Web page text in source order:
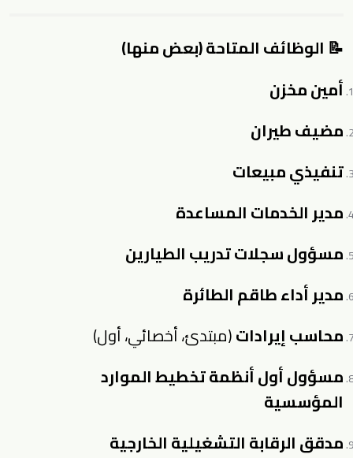
📝 الوظائف المتاحة (بعض منها)
أمين مخزن
مضيف طيران
تنفيذي مبيعات
مدير الخدمات المساعدة
مسؤول سجلات تدريب الطيارين
مدير أداء طاقم الطائرة
محاسب إيرادات(مبتدئ، أخصائي، أول)
مسؤول أول أنظمة تخطيط الموارد
المؤسسية
مدقق الرقابة التشغيلية الخارجية